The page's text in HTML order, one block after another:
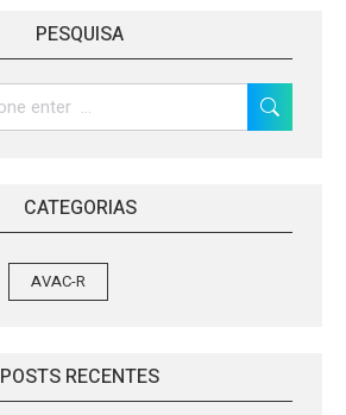
PESQUISA
CATEGORIAS
AVAC-R
POSTS RECENTES